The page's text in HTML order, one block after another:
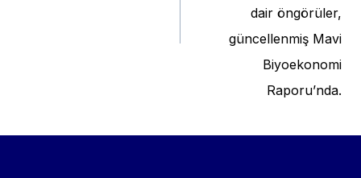
dair öngörüler,
güncellenmiş Mavi
Biyoekonomi
Raporu’nda.